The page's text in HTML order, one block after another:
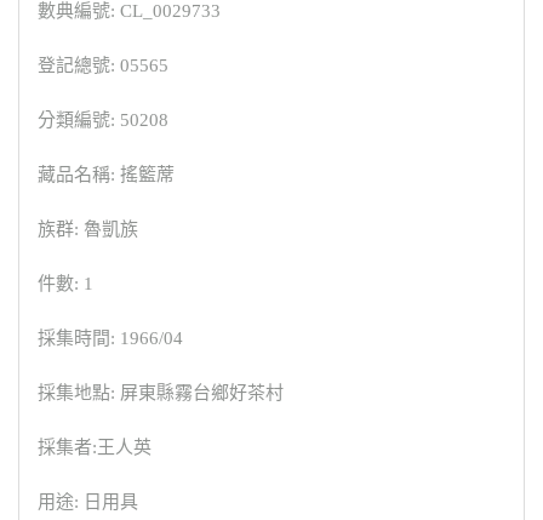
數典編號: CL_0029733
登記總號: 05565
分類編號: 50208
藏品名稱: 搖籃蓆
族群: 魯凱族
件數: 1
採集時間: 1966/04
採集地點: 屏東縣霧台鄉好茶村
採集者:王人英
用途: 日用具